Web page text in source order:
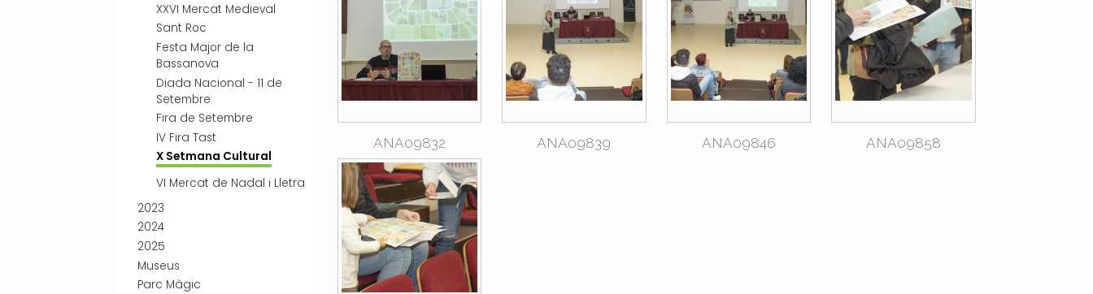
XXVI Mercat Medieval
Sant Roc
Festa Major de la
Bassanova
Diada Nacional - 11 de
Setembre
Fira de Setembre
IV Fira Tast
X Setmana Cultural
VI Mercat de Nadal i Lletra
2023
2024
2025
Museus
Parc Màgic
ANA09832 ANA09839 ANA09846 ANA09858